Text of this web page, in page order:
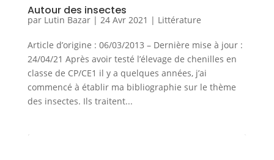
Autour des insectes
par Lutin Bazar| 24 Avr 2021 | Littérature
Article d’origine : 06/03/2013 – Dernière mise à jour :
24/04/21 Après avoir testé l’élevage de chenilles en
classe de CP/CE1 il y a quelques années, j’ai
commencé à établir ma bibliographie sur le thème
des insectes. Ils traitent...